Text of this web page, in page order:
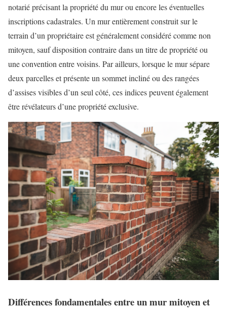
notarié précisant la propriété du mur ou encore les éventuelles
inscriptions cadastrales. Un mur entièrement construit sur le
terrain d’un propriétaire est généralement considéré comme non
mitoyen, sauf disposition contraire dans un titre de propriété ou
une convention entre voisins. Par ailleurs, lorsque le mur sépare
deux parcelles et présente un sommet incliné ou des rangées
d’assises visibles d’un seul côté, ces indices peuvent également
être révélateurs d’une propriété exclusive.
Différences fondamentales entre un mur mitoyen et